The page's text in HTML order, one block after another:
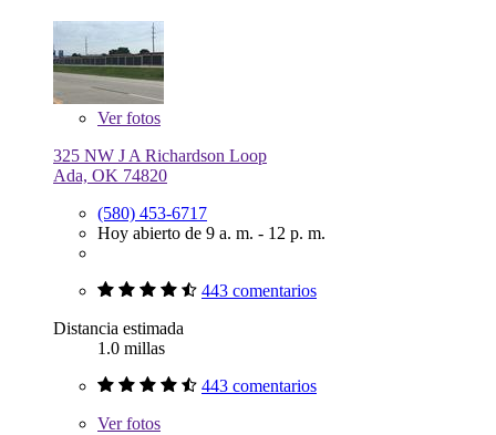
Verfotos
325 NW J A Richardson Loop
Ada, OK 74820
(580) 453-6717
Hoy abierto de 9 a. m. - 12 p. m.
443 comentarios
Distancia estimada
1.0 millas
443 comentarios
Verfotos